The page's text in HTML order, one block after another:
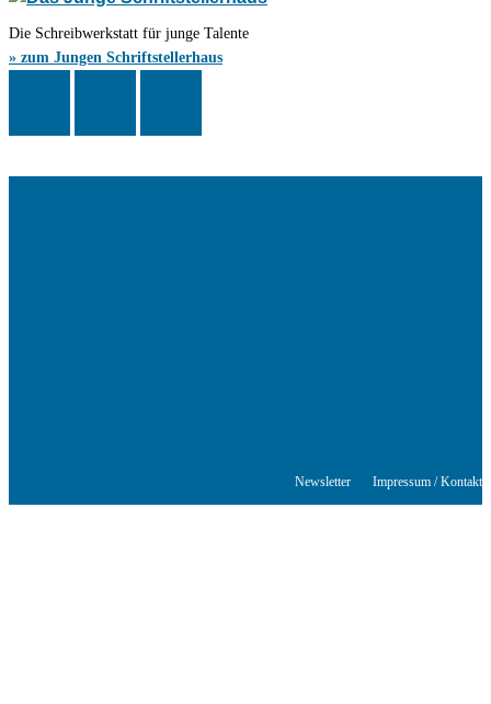
Die Schreibwerkstatt für junge Talente
» zum Jungen Schriftstellerhaus
Newsletter
Impressum / Kontakt